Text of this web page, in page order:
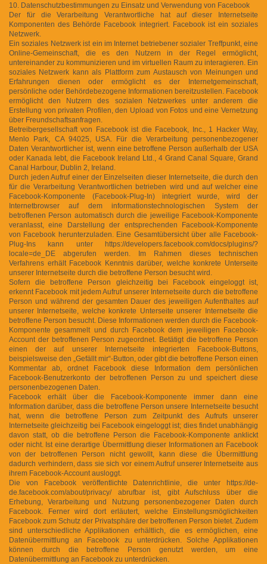
10. Datenschutzbestimmungen zu Einsatz und Verwendung von Facebook
Der für die Verarbeitung Verantwortliche hat auf dieser Internetseite
Komponenten des Behörde Facebook integriert. Facebook ist ein soziales
Netzwerk.
Ein soziales Netzwerk ist ein im Internet betriebener sozialer Treffpunkt, eine
Online-Gemeinschaft, die es den Nutzern in der Regel ermöglicht,
untereinander zu kommunizieren und im virtuellen Raum zu interagieren. Ein
soziales Netzwerk kann als Plattform zum Austausch von Meinungen und
Erfahrungen dienen oder ermöglicht es der Internetgemeinschaft,
persönliche oder Behördebezogene Informationen bereitzustellen. Facebook
ermöglicht den Nutzern des sozialen Netzwerkes unter anderem die
Erstellung von privaten Profilen, den Upload von Fotos und eine Vernetzung
über Freundschaftsanfragen.
Betreibergesellschaft von Facebook ist die Facebook, Inc., 1 Hacker Way,
Menlo Park, CA 94025, USA. Für die Verarbeitung personenbezogener
Daten Verantwortlicher ist, wenn eine betroffene Person außerhalb der USA
oder Kanada lebt, die Facebook Ireland Ltd., 4 Grand Canal Square, Grand
Canal Harbour, Dublin 2, Ireland.
Durch jeden Aufruf einer der Einzelseiten dieser Internetseite, die durch den
für die Verarbeitung Verantwortlichen betrieben wird und auf welcher eine
Facebook-Komponente (Facebook-Plug-In) integriert wurde, wird der
Internetbrowser auf dem informationstechnologischen System der
betroffenen Person automatisch durch die jeweilige Facebook-Komponente
veranlasst, eine Darstellung der entsprechenden Facebook-Komponente
von Facebook herunterzuladen. Eine Gesamtübersicht über alle Facebook-
Plug-Ins kann unter https://developers.facebook.com/docs/plugins/?
locale=de_DE abgerufen werden. Im Rahmen dieses technischen
Verfahrens erhält Facebook Kenntnis darüber, welche konkrete Unterseite
unserer Internetseite durch die betroffene Person besucht wird.
Sofern die betroffene Person gleichzeitig bei Facebook eingeloggt ist,
erkennt Facebook mit jedem Aufruf unserer Internetseite durch die betroffene
Person und während der gesamten Dauer des jeweiligen Aufenthaltes auf
unserer Internetseite, welche konkrete Unterseite unserer Internetseite die
betroffene Person besucht. Diese Informationen werden durch die Facebook-
Komponente gesammelt und durch Facebook dem jeweiligen Facebook-
Account der betroffenen Person zugeordnet. Betätigt die betroffene Person
einen der auf unserer Internetseite integrierten Facebook-Buttons,
beispielsweise den „Gefällt mir“-Button, oder gibt die betroffene Person einen
Kommentar ab, ordnet Facebook diese Information dem persönlichen
Facebook-Benutzerkonto der betroffenen Person zu und speichert diese
personenbezogenen Daten.
Facebook erhält über die Facebook-Komponente immer dann eine
Information darüber, dass die betroffene Person unsere Internetseite besucht
hat, wenn die betroffene Person zum Zeitpunkt des Aufrufs unserer
Internetseite gleichzeitig bei Facebook eingeloggt ist; dies findet unabhängig
davon statt, ob die betroffene Person die Facebook-Komponente anklickt
oder nicht. Ist eine derartige Übermittlung dieser Informationen an Facebook
von der betroffenen Person nicht gewollt, kann diese die Übermittlung
dadurch verhindern, dass sie sich vor einem Aufruf unserer Internetseite aus
ihrem Facebook-Account ausloggt.
Die von Facebook veröffentlichte Datenrichtlinie, die unter https://de-
de.facebook.com/about/privacy/ abrufbar ist, gibt Aufschluss über die
Erhebung, Verarbeitung und Nutzung personenbezogener Daten durch
Facebook. Ferner wird dort erläutert, welche Einstellungsmöglichkeiten
Facebook zum Schutz der Privatsphäre der betroffenen Person bietet. Zudem
sind unterschiedliche Applikationen erhältlich, die es ermöglichen, eine
Datenübermittlung an Facebook zu unterdrücken. Solche Applikationen
können durch die betroffene Person genutzt werden, um eine
Datenübermittlung an Facebook zu unterdrücken.